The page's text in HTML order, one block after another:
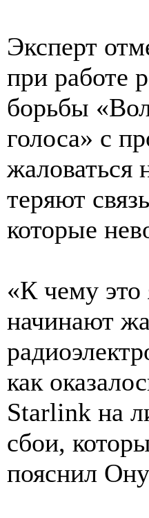
Эксперт
при работе
борьбы
голоса» с
жаловаться
теряют
которые
«К чему
начинают
как
Starlink на
сбои,
пояснил